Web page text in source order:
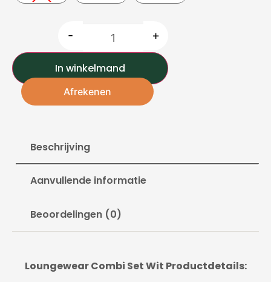
- +
In winkelmand
Afrekenen
Beschrijving
Aanvullende informatie
Beoordelingen (0)
Loungewear Combi Set Wit Productdetails: